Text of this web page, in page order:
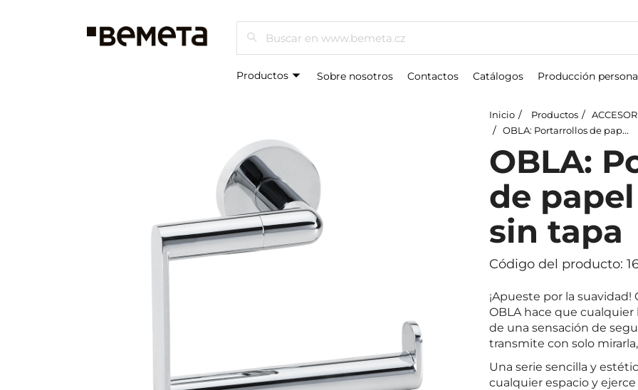
Buscar
Productos Sobre nosotros Contactos Catálogos Producción
Inicio Productos
OBLA: Portarrollos de papel higiénico, sin tapa
OBLA:
de
sin tapa
Código del producto:
¡Apueste por la suavidad!
OBLA hace que
de una sensación de
transmite con solo
Una serie sencilla y
cualquier espacio y